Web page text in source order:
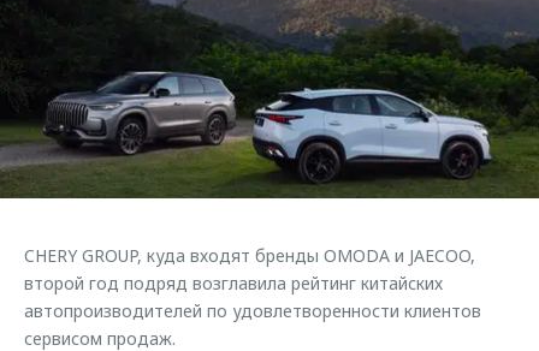
Кредитный калькулятор
Аксессуары
Одежда и сувениры
Оригинальные аксессуары
Трейд-ин
Калькулятор трейд-ин
Клиентская поддержка
O&J Автоклуб
Клуб владельцев OMODA
Приложение O&J
Аксессуары
Оригинальные аксессуары
Запчасти
Обратная связь
CHERY GROUP, куда входят бренды OMODA и JAECOO,
второй год подряд возглавила рейтинг китайских
автопроизводителей по удовлетворенности клиентов
сервисом продаж.